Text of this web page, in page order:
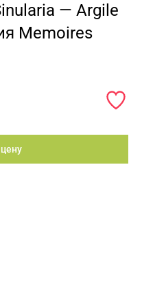
— Argile
Memoires